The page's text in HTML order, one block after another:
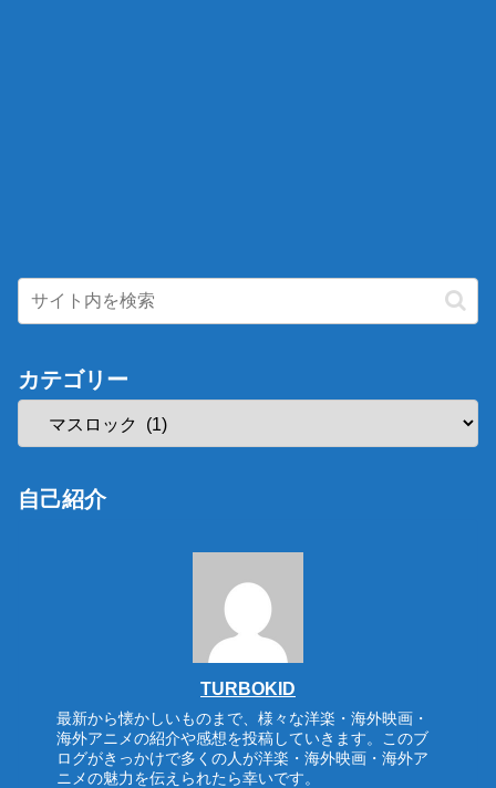
カテゴリー
自己紹介
TURBOKID
最新から懐かしいものまで、様々な洋楽・海外映画・
海外アニメの紹介や感想を投稿していきます。このブ
ログがきっかけで多くの人が洋楽・海外映画・海外ア
ニメの魅力を伝えられたら幸いです。